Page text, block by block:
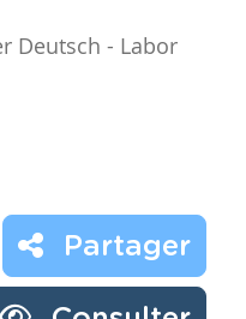
Deutsch - Labor
Partager